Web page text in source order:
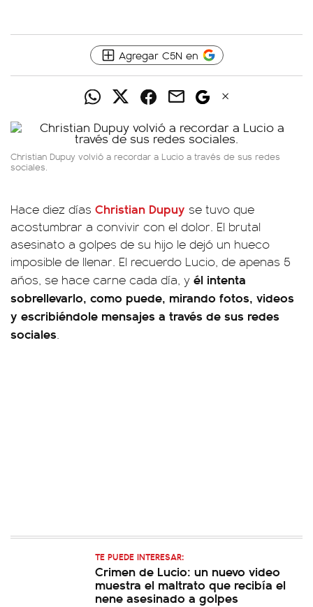
Agregar C5N en
Christian Dupuy volvió a recordar a Lucio a través de sus redes
sociales.
Hace diez días Christian Dupuy se tuvo que
acostumbrar a convivir con el dolor. El brutal
asesinato a golpes de su hijo le dejó un hueco
imposible de llenar. El recuerdo Lucio, de apenas 5
años, se hace carne cada día, y él intenta
sobrellevarlo, como puede, mirando fotos, videos
y escribiéndole mensajes a través de sus redes
sociales.
TE PUEDE INTERESAR:
Crimen de Lucio: un nuevo video
muestra el maltrato que recibía el
nene asesinado a golpes